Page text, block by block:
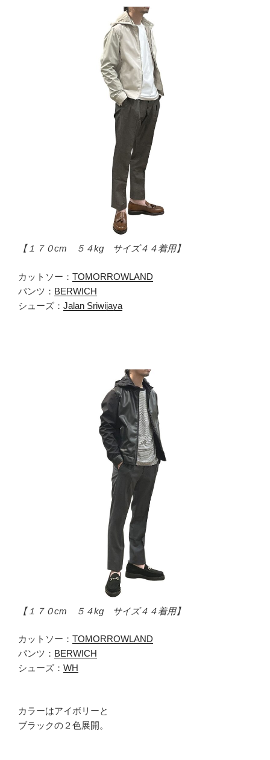
【１７０cm ５４kg サイズ４４着用】
カットソー： TOMORROWLAND
パンツ： BERWICH
シューズ： Jalan Sriwijaya
【１７０cm ５４kg サイズ４４着用】
カットソー： TOMORROWLAND
パンツ： BERWICH
シューズ： WH
カラーはアイボリーと
ブラックの２色展開。